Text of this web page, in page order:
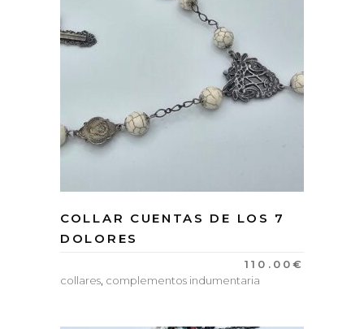
COLLAR CUENTAS DE LOS 7
DOLORES
110.00€
collares, complementos indumentaria